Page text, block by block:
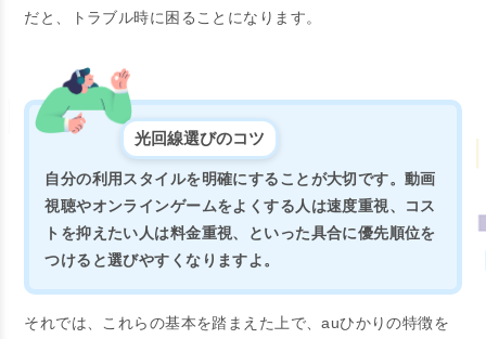
だと、トラブル時に困ることになります。
光回線選びのコツ
自分の利用スタイルを明確にすることが大切です。動画
視聴やオンラインゲームをよくする人は速度重視、コス
トを抑えたい人は料金重視、といった具合に優先順位を
つけると選びやすくなりますよ。
それでは、これらの基本を踏まえた上で、auひかりの特徴を